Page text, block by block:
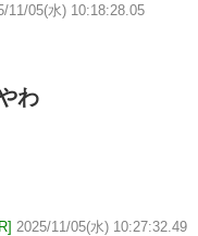
11/05(水) 10:18:28.05
わ
2025/11/05(水) 10:27:32.49